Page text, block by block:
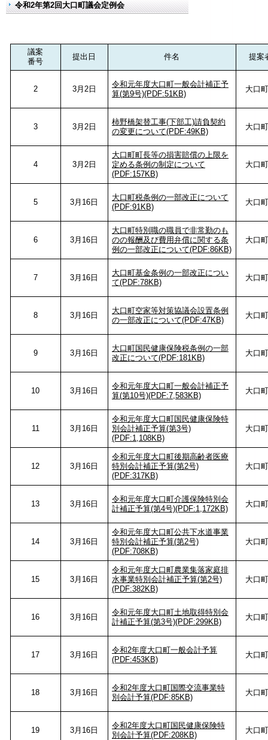
令和2年第2回大口町議会定例会
議案
番号
提出日 件名 提案
2 3月2日
令和元年度大口町一般会計補正予
算(第9号)(PDF:51KB)
大口
3 3月2日
柿野橋架替工事(下部工)請負契約
の変更について(PDF:49KB)
大口
4 3月2日
大口町町長等の損害賠償の上限を
定める条例の制定について
(PDF:157KB)
大口
5 3月16日
大口町税条例の一部改正について
(PDF:91KB)
大口
6 3月16日
大口町特別職の職員で非常勤のも
のの報酬及び費用弁償に関する条
例の一部改正について(PDF:86KB)
大口
7 3月16日
大口町基金条例の一部改正につい
て(PDF:78KB)
大口
8 3月16日
大口町空家等対策協議会設置条例
の一部改正について(PDF:47KB)
大口
9 3月16日
大口町国民健康保険税条例の一部
改正について(PDF:181KB)
大口
10 3月16日
令和元年度大口町一般会計補正予
算(第10号)(PDF:7,583KB)
大口
11 3月16日
令和元年度大口町国民健康保険特
別会計補正予算(第3号)
(PDF:1,108KB)
大口
12 3月16日
令和元年度大口町後期高齢者医療
特別会計補正予算(第2号)
(PDF:317KB)
大口
13 3月16日
令和元年度大口町介護保険特別会
計補正予算(第4号)(PDF:1,172KB)
大口
14 3月16日
令和元年度大口町公共下水道事業
特別会計補正予算(第2号)
(PDF:708KB)
大口
15 3月16日
令和元年度大口町農業集落家庭排
水事業特別会計補正予算(第2号)
(PDF:382KB)
大口
16 3月16日
令和元年度大口町土地取得特別会
計補正予算(第3号)(PDF:299KB)
大口
17 3月16日
令和2年度大口町一般会計予算
(PDF:453KB)
大口
18 3月16日
令和2年度大口町国際交流事業特
別会計予算(PDF:85KB)
大口
19 3月16日
令和2年度大口町国民健康保険特
別会計予算(PDF:208KB)
大口